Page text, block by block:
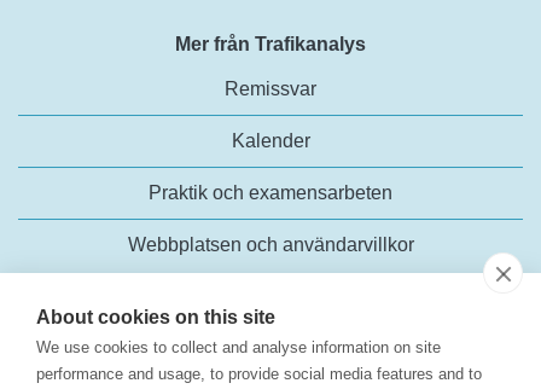
About cookies on this site
We use cookies to collect and analyse information on site
performance and usage, to provide social media features and to
Mer från Trafikanalys
Remissvar
Kalender
Praktik och examensarbeten
Webbplatsen och användarvillkor